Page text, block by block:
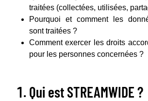
traitées (collectées, utilisées,
Pourquoi et comment les
sont traitées ?
Comment exercer les droits
pour les personnes concernées ?
Qui est STREAMWIDE ?